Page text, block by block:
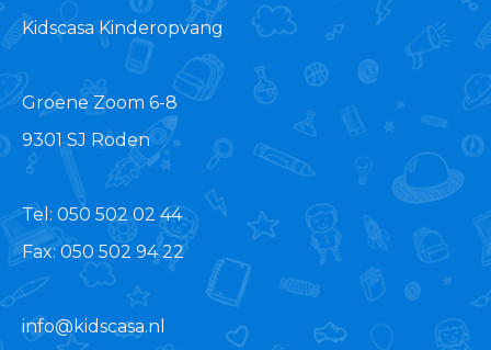
Kidscasa Kinderopvang
Groene Zoom 6-8
9301 SJ Roden
Tel: 050 502 02 44
Fax: 050 502 94 22
info@kidscasa.nl